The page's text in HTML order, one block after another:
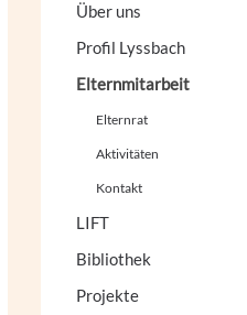
Über uns
Profil Lyssbach
Elternmitarbeit
Elternrat
Aktivitäten
Kontakt
LIFT
Bibliothek
Projekte